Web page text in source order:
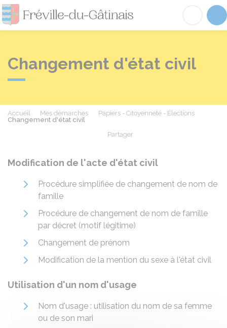
Fréville-du-
Changement d'état civil
Accueil Mes démarches
Papiers - Citoyenneté - Élections
Changement d'état civil
Partager
Modification de l'acte d'état civil
Procédure simplifiée de changement de nom de
famille
Procédure de changement de nom de famille
par décret (motif légitime)
Changement de prénom
Modification de la mention du sexe à l'état civil
Utilisation d'un nom d'usage
Nom d'usage : utilisation du nom de sa femme
ou de son mari